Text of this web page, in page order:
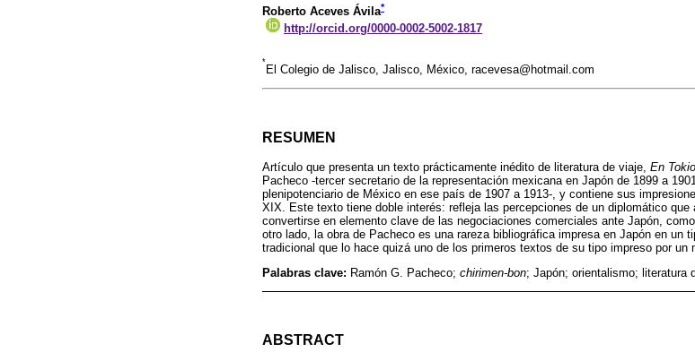
Roberto Aceves Ávila*
http://orcid.org/0000-0002-5002-1817
*
El Colegio de Jalisco, Jalisco, México, racevesa@hotmail.com
RESUMEN
Artículo que presenta un texto prácticamente inédito de literatura de viaje, En Tokio
Pacheco -tercer secretario de la representación mexicana en Japón de 1899 a
plenipotenciario de México en ese país de 1907 a 1913-, y contiene sus
XIX. Este texto tiene doble interés: refleja las percepciones de un diplomático
convertirse en elemento clave de las negociaciones comerciales ante Japón,
otro lado, la obra de Pacheco es una rareza bibliográfica impresa en Japón en un
tradicional que lo hace quizá uno de los primeros textos de su tipo impreso por un
Palabras clave: Ramón G. Pacheco; chirimen-bon; Japón; orientalismo; literatura
ABSTRACT